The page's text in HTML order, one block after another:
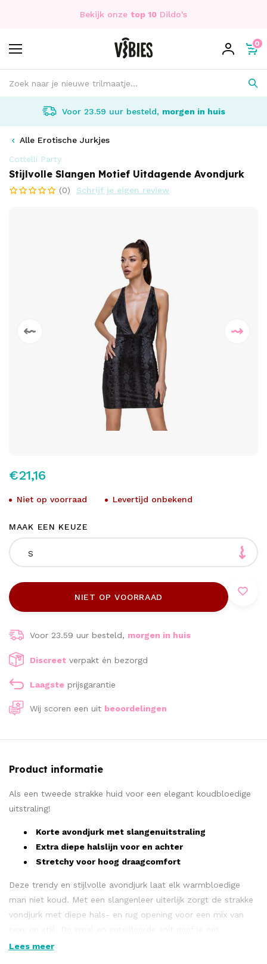
Bekijk onze top 10 Dildo's
0
Voor 23.59 uur besteld, morgen in huis
Alle Erotische Jurkjes
Cottelli Party
Stijlvolle Slangen Motief Uitdagende Avondjurk
(0) Schrijf je eigen review
€21,16
Niet op voorraad Levertijd onbekend
MAAK EEN KEUZE
S
NIET OP VOORRAAD
Voor 23.59 uur besteld, morgen in huis
Discreet verpakt én bezorgd
Laagste prijsgarantie
Wij scoren een uit beoordelingen
Product informatie
Als een tweede strakke huid voor een elegant koudbloedige
uitstraling!
Korte avondjurk met slangenuitstraling
Extra diepe halslijn voor en achter
Stretchy voor hoog draagcomfort
Deze trendy en stijlvolle avondjurk laat elk warmbloedige
man niet koud. Met een slangenleer uiterlijk zorgt de strakke
vondjurk met diepe hals- en rug opening voor een mix van
voldoende bloot waarbij jouw vrouwelijk rondingen mooi
Lees meer